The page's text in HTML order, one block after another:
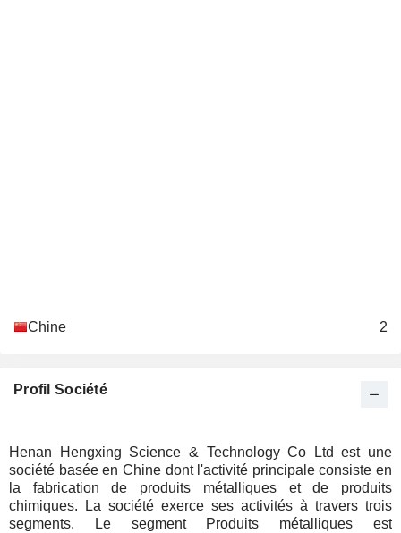
Chine 2
Profil Société
Henan Hengxing Science & Technology Co Ltd est une
société basée en Chine dont l'activité principale consiste en
la fabrication de produits métalliques et de produits
chimiques. La société exerce ses activités à travers trois
segments. Le segment Produits métalliques est